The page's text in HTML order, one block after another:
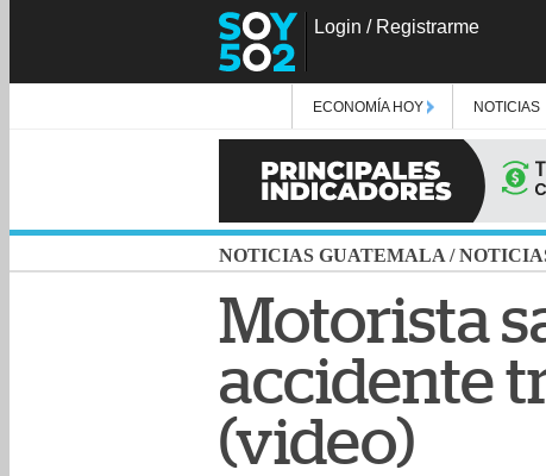
Login / Registrarme
ECONOMÍA HOY NOTICIAS
NOTICIAS GUATEMALA /
Motorista
accidente
(video)